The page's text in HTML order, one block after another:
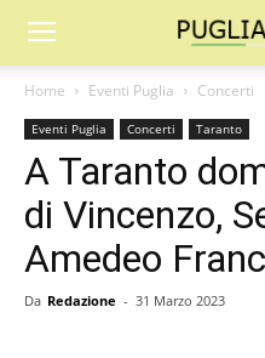
Home Eventi Puglia Concerti
Eventi Puglia Concerti Taranto
A Taranto
di Vincenzo,
Amedeo
Da Redazione - 31 Marzo 2023